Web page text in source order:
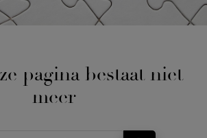
pagina bestaat niet
meer